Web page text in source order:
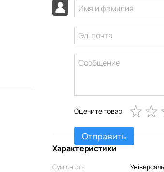
Оцените товар
Отправить
Характеристики
Сумісність